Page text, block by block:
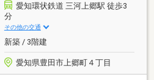
愛知環状鉄道 三河上郷駅 徒歩3
分
その他の交通
新築 / 3階建
愛知県豊田市上郷町４丁目